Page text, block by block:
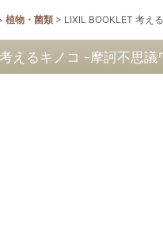
植物・菌類 > LIXIL BOOKLET 考え
えるキノコ -摩訶不思議